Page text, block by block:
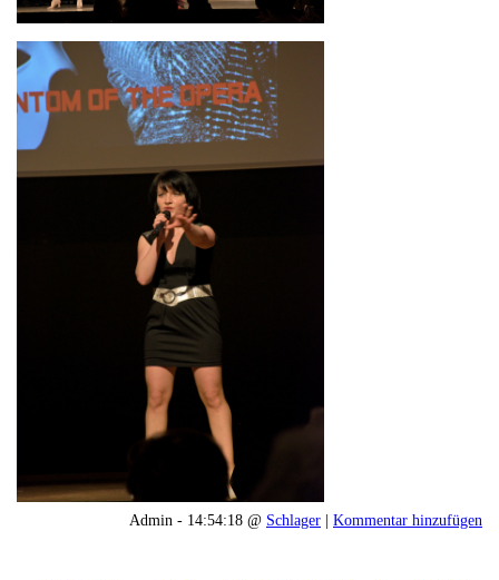
Admin - 14:54:18 @ Schlager | Kommentar hinzufügen